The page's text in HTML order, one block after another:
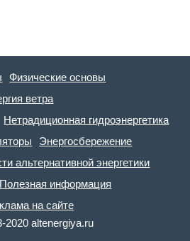
Физические основы
ветра
Нетрадиционная гидроэнергетика
Энергосбережение
альтернативной энергетики
Полезная информация
на сайте
2020 altenergiya.ru